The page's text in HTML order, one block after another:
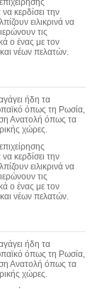
κερδίσει την
ειλικρινά να
τις
ο ένας με τον
νέων πελατών.
ήδη τα
όπως τη Ρωσία,
Ανατολή όπως τα
χώρες.
κερδίσει την
ειλικρινά να
τις
ο ένας με τον
νέων πελατών.
ήδη τα
όπως τη Ρωσία,
Ανατολή όπως τα
χώρες.